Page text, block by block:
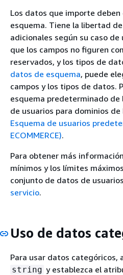
Los datos que importe deben
esquema. Tiene la libertad
adicionales según su caso de
que los campos no figuren
reservados, y los tipos de
datos de esquema, puede
campos y los tipos de datos.
esquema predeterminado
de usuarios para dominios de
Esquema de usuarios
ECOMMERCE).
Para obtener más
mínimos y los límites
conjunto de datos de
servicio.
Uso de datos
Para usar datos categóricos,
string y establezca el